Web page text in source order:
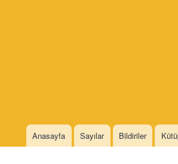
Main menu
Anasayfa Sayılar Bildiriler